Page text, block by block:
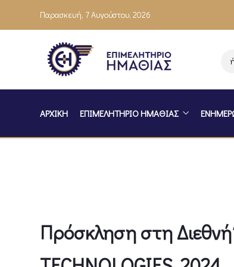
Παρασκευή, 7 Αυγούστου, 2026
Ενημέρωση
ΑΡΧΙΚΗ ΕΠΙΜΕΛΗΤΗΡΙΟ ΗΜΑΘΙΑΣ
Πρόσκληση στη